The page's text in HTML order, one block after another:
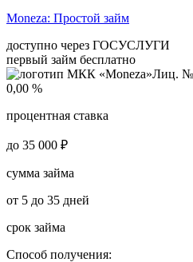
Moneza: Простой займ
доступно через ГОСУСЛУГИ
первый займ бесплатно
Лиц. №
0,00 %
процентная ставка
до 35 000 ₽
сумма займа
от 5 до 35 дней
срок займа
Способ получения: